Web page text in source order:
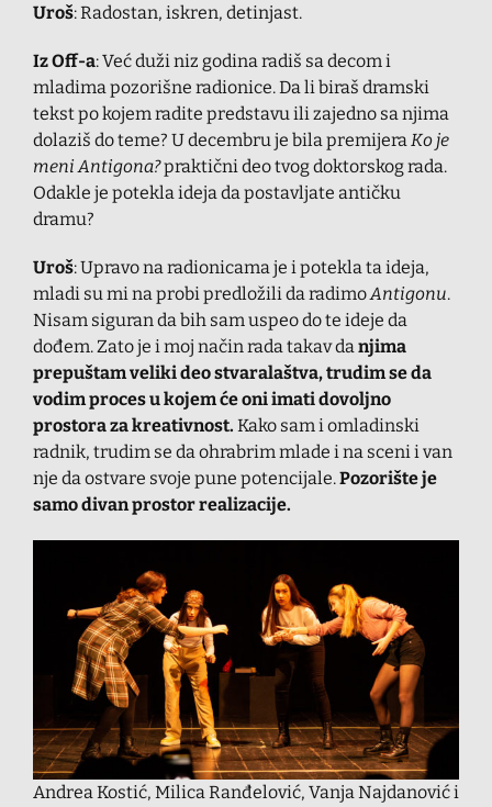
Uroš: Radostan, iskren, detinjast.
Iz Off-a: Već duži niz godina radiš sa decom i
mladima pozorišne radionice. Da li biraš dramski
tekst po kojem radite predstavu ili zajedno sa njima
dolaziš do teme? U decembru je bila premijeraKo je
meni Antigona?praktični deo tvog doktorskog rada.
Odakle je potekla ideja da postavljate antičku
dramu?
Uroš: Upravo na radionicama je i potekla ta ideja,
mladi su mi na probi predložili da radimoAntigonu.
Nisam siguran da bih sam uspeo do te ideje da
dođem. Zato je i moj način rada takav danjima
prepuštam veliki deo stvaralaštva, trudim se da
vodim proces u kojem će oni imati dovoljno
prostora za kreativnost. Kako sam i omladinski
radnik, trudim se da ohrabrim mlade i na sceni i van
nje da ostvare svoje pune potencijale.Pozorište je
samo divan prostor realizacije.
Andrea Kostić, Milica Ranđelović, Vanja Najdanović i